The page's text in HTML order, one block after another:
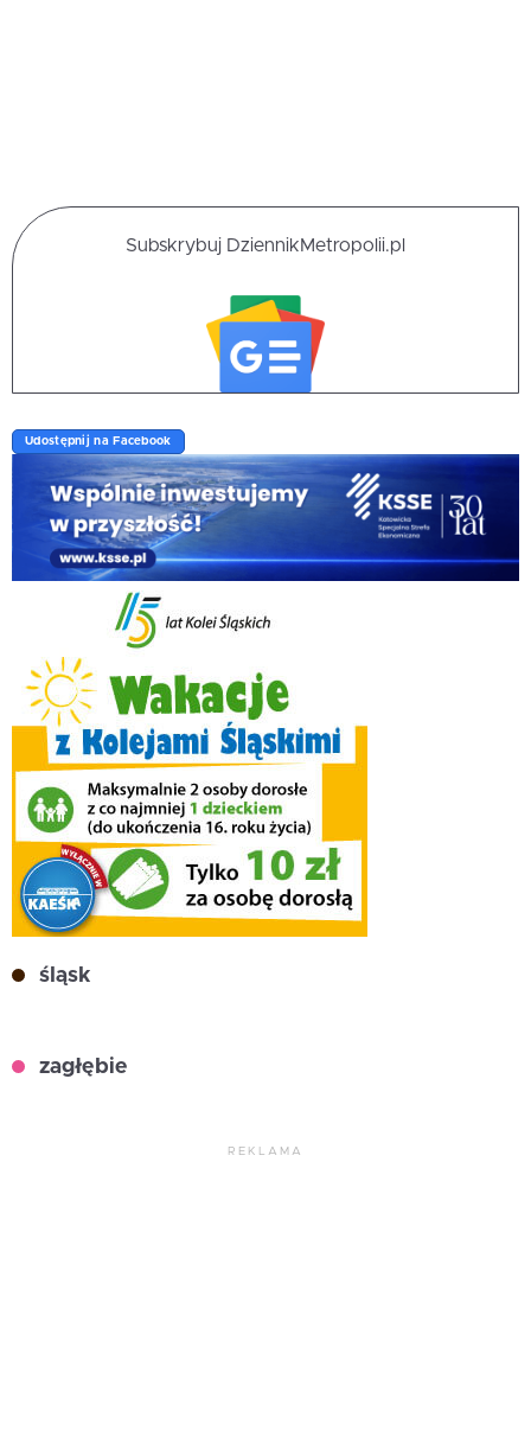
Subskrybuj DziennikMetropolii.pl
Udostępnij na Facebook
śląsk
zagłębie
REKLAMA